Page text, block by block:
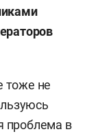
тоже не
проблема в